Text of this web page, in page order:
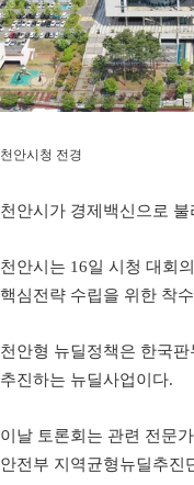
천안시청 전경
천안시가 경제백신으로
천안시는 16일 시청 대회
핵심전략 수립을 위한 착
천안형 뉴딜정책은 한국
추진하는 뉴딜사업이다.
이날 토론회는 관련 전문
안전부 지역균형뉴딜추진